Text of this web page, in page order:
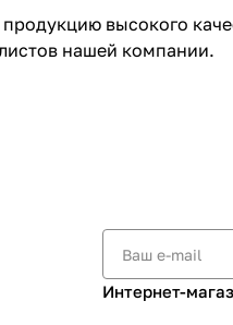
высокого
нашей компании.
Интернет-